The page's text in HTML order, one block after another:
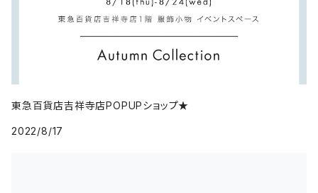
東急百貨店吉祥寺店POPUPショップ★
2022/8/17